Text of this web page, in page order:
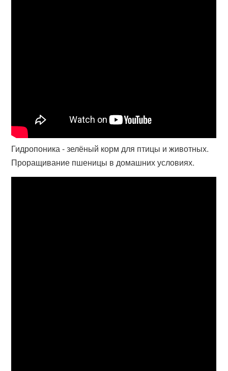
Гидропоника - зелёный корм для птицы и животных.
Проращивание пшеницы в домашних условиях.